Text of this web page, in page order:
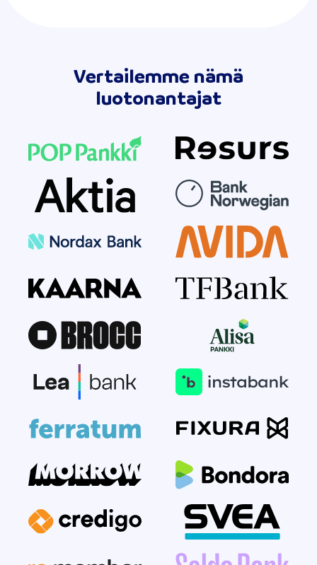
Vertailemme nämä
luotonantajat